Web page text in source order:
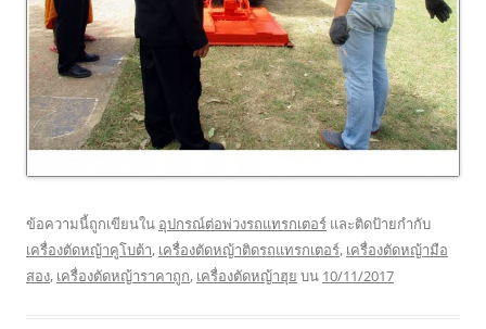
ข้อความนี้ถูกเขียนใน อุปกรณ์ต่อพ่วงรถแทรกเตอร์ และติดป้ายกำกับ
เครื่องตัดหญ้าคูโบต้า, เครื่องตัดหญ้าติดรถแทรกเตอร์, เครื่องตัดหญ้ามือ
สอง, เครื่องตัดหญ้าราคาถูก, เครื่องตัดหญ้าฮุย บน 10/11/2017